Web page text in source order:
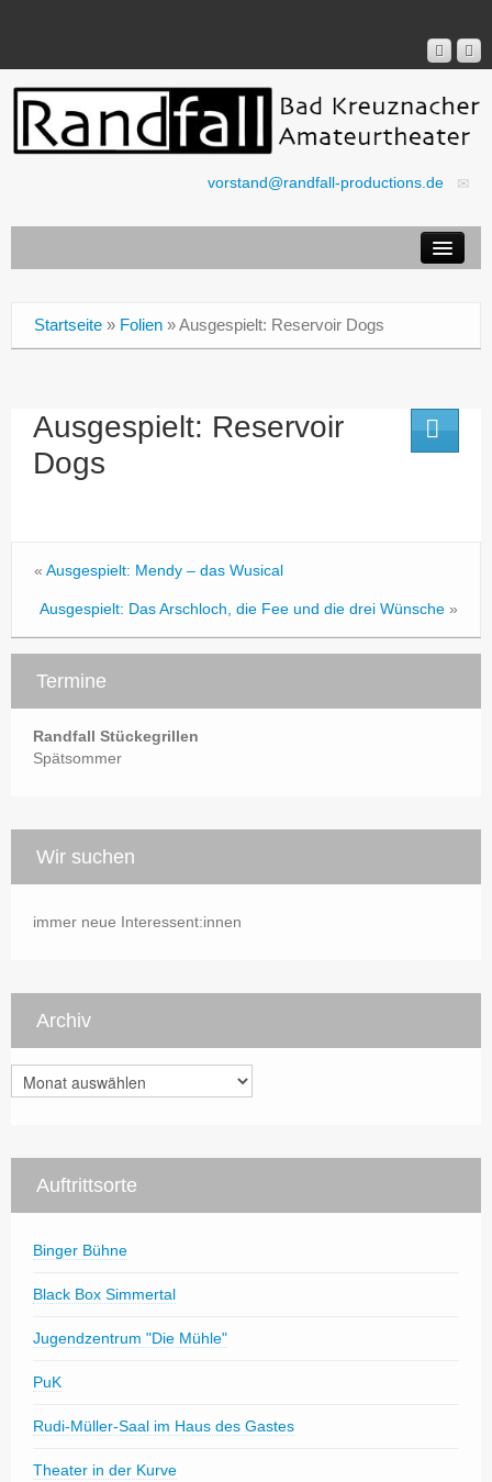
vorstand@randfall-productions.de
Stücke
Presse
Rechtliches
Startseite » Folien »Ausgespielt: Reservoir Dogs
Ausgespielt: Reservoir
Dogs
« Ausgespielt: Mendy – das Wusical
Ausgespielt: Das Arschloch, die Fee und die drei Wünsche »
Termine
Randfall Stückegrillen
Spätsommer
Wir suchen
immer neue Interessent:innen
Archiv
Archiv
Auftrittsorte
Binger Bühne
Black Box Simmertal
Jugendzentrum "Die Mühle"
PuK
Rudi-Müller-Saal im Haus des Gastes
Theater in der Kurve